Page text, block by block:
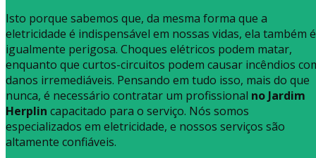
Isto porque sabemos que, da mesma forma que a
eletricidade é indispensável em nossas vidas, ela também é
igualmente perigosa. Choques elétricos podem matar,
enquanto que curtos-circuitos podem causar incêndios
danos irremediáveis. Pensando em tudo isso, mais do que
nunca, é necessário contratar um profissional no Jardim
Herplin capacitado para o serviço. Nós somos
especializados em eletricidade, e nossos serviços são
altamente confiáveis.